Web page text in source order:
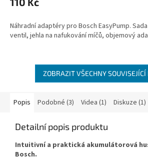
Náhradní adaptéry pro Bosch EasyPump.
ventil, jehla na nafukování míčů, objemový
ZOBRAZIT VŠECHNY SOUVISEJÍCÍ
Popis Podobné (3) Videa (1) Diskuze (1)
Detailní popis produktu
Intuitivní a praktická akumulátorová
Bosch.